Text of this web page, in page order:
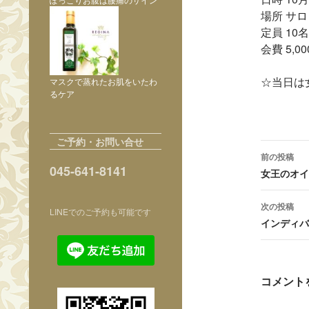
場所 サ
定員 10名
会費
☆当日は
投
稿
ナ
ビ
ゲ
ー
前の投稿
女王のオ
次の投稿
インディ
コメント
マスクで蒸れたお肌をいたわ
るケア
ご予約・お問い合せ
045-641-8141
LINEでのご予約も可能です